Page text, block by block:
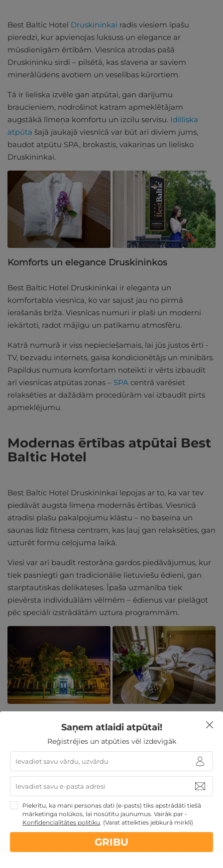
Best Baltic Hotel Druskininkai radīs viesiem īpašu
pieredzi, kur apvienojas luksuss un elegance ar
mūsdienīgām ērtībām. Viesnīca atrodas pašā
Druskininku sirdī – pilsētā, kas slavena ar saviem
minerālūdens avotiem un veselības kūrortiem.
Tā ir lieliska izvēle gan atpūtai, gan darījumu
braucieniem, nodrošinot katram apmeklētājam
augstākā līmeņa komfortu un izcilu servisu. Idilliska
atpūta šajā jaukajā viesnīcā var būt arī diviem jums,
baudot atpūtu SPA, brokastis, vakariņas un lielisko
Druskininkai.
Komforts un elegance Druskininkos
Best Baltic Hotel Druskininkai ir eleganta un
komfortabla viesnīca, ko var sajust jau no pirmā
ierašanās brīža. Viesnīcas numuri ir plaši un moderni
iekārtoti, radot mājīgu un patīkamu atmosfēru.
Katrā numurā ir viss nepieciešamais, lai jūs justos ērti -
TV, bezvadu internets, gaisa kondicionētājs un minibārs.
Papildus numura komfortam noteikti ir vērts izbaudīt
arī viesnīcas atpūtas zonas – SPA centrā varēsiet
relaksēties ar dažādām procedūrām vai izbaudīt pirts
apmeklējumu.
Modernas ērtības atpūtai Best
Baltic Hotel
Best Baltic Hotel Druskininkai lepojas ar to, ka var tev
piedāvāt augsta līmeņa modernās ērtības. Viesnīcā
atradīsi plašu pakalpojumu klāstu – no baseina un
saunas līdz fitnesa centram, kas ļauj gan relaksēties, gan
uzturēt formu ceļojuma laikā.
Viesi var arī baudīt restorāna gardos piedāvājumus, kur
tiek pasniegti gan tradicionālie lietuviešu ēdieni, gan
starptautiskas delikateses. Īpaša uzmanība tiek
pievērsta individuālām vēlmēm – ēdienus var pielāgot
pēc speciāli izstrādātām uztura programmām.
Ideāli piemērots darījumu un
atpūtas ceļotājiem
Best Baltic Hotel Druskininkai ir lieliski piemērots gan
biznesa, gan atpūtas ceļotājiem. Viesnīcā ir plašas
konferenču telpas ar modernu aprīkojumu, kas
nodrošina ideālu vidi semināru, konferenču un citu
pasākumu rīkošanai. Pēc garas darba dienas viesi var
atpūsties SPA centrā vai izbaudīt vakaru restorānā, kur
pasniedz izsmalcinātus ēdienus mierīgā, relaksējošā
Saņem atlaidi atpūtai!
Reģistrējies un atpūties vēl izdevīgāk
Piekrītu, ka mani personas dati (e-pasts) tiks apstrādāti tiešā
mārketinga nolūkos, lai nosūtītu jaunumus. Vairāk par -
Konfidencialitātes politiku. (Varat atteikties jebkurā mirklī)
GRIBU